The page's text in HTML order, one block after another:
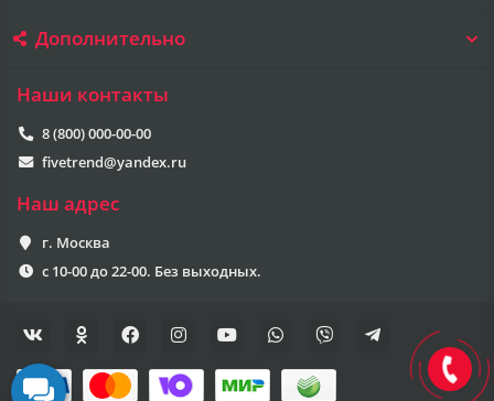
Дополнительно
Наши контакты
8 (800) 000-00-00
fivetrend@yandex.ru
Наш адрес
г. Москва
с 10-00 до 22-00. Без выходных.